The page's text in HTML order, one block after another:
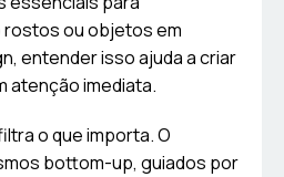
ou objetos em
entender isso ajuda a criar
atenção imediata.
o que importa. O
bottom-up, guiados por